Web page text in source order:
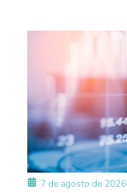
7 de agosto de 2026